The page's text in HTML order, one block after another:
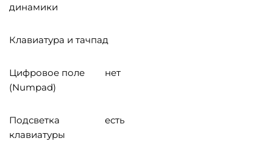
динамики
Клавиатура и тачпад
Цифровое поле
(Numpad)
нет
Подсветка
клавиатуры
есть